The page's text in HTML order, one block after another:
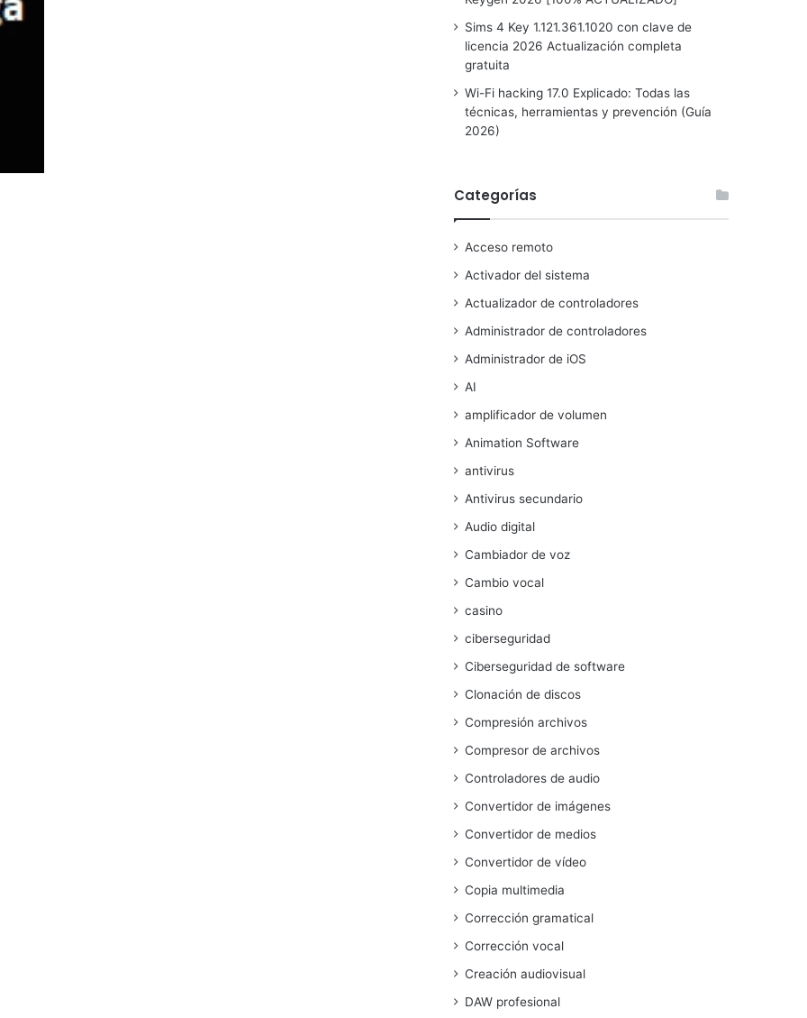
Sims 4 Key 1.121.361.1020 con clave de
licencia 2026 Actualización completa
gratuita
Wi-Fi hacking 17.0 Explicado: Todas las
técnicas, herramientas y prevención (Guía
2026)
Categorías
Acceso remoto
Activador del sistema
Actualizador de controladores
Administrador de controladores
Administrador de iOS
AI
amplificador de volumen
Animation Software
antivirus
Antivirus secundario
Audio digital
Cambiador de voz
Cambio vocal
casino
ciberseguridad
Ciberseguridad de software
Clonación de discos
Compresión archivos
Compresor de archivos
Controladores de audio
Convertidor de imágenes
Convertidor de medios
Convertidor de vídeo
Copia multimedia
Corrección gramatical
Corrección vocal
Creación audiovisual
DAW profesional